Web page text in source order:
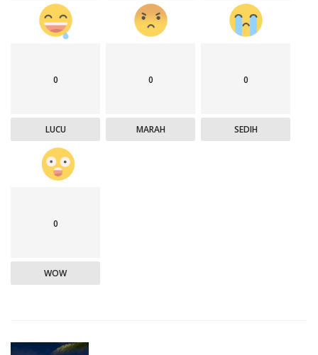
0
LUCU
0
MARAH
0
SEDIH
0
WOW